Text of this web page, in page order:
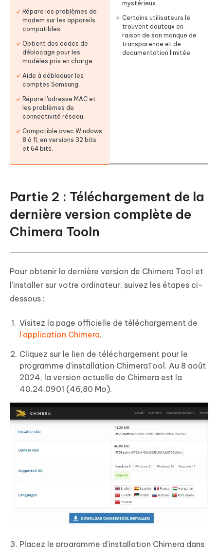
Répare les problèmes de
modem sur les appareils
compatibles.
Obtient des codes de
déblocage pour les
modèles pris en charge.
Aide à débloquer les
comptes Samsung.
Répare l'adresse MAC et
les problèmes de
connectivité réseau.
Compatible avec Windows
8 à 11, en versions 32 bits
et 64 bits.
mystérieux.
Certains utilisateurs le
trouvent douteux en
raison de son manque de
transparence et de
documentation limitée.
Partie 2 : Téléchargement de la
dernière version complète de
Chimera Tooln
Pour obtenir la dernière version de Chimera Tool et
l'installer sur votre ordinateur, suivez les étapes ci-
dessous :
Visitez la page officielle de téléchargement de
l'application Chimera.
Cliquez sur le lien de téléchargement pour le
programme d'installation ChimeraTool. Au 8 août
2024, la version actuelle de Chimera est la
40.24.0901 (46,80 Mo).
Placez le programme d'installation Chimera dans